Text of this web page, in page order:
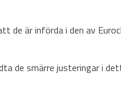
de är införda i den av
de smärre justeringar i